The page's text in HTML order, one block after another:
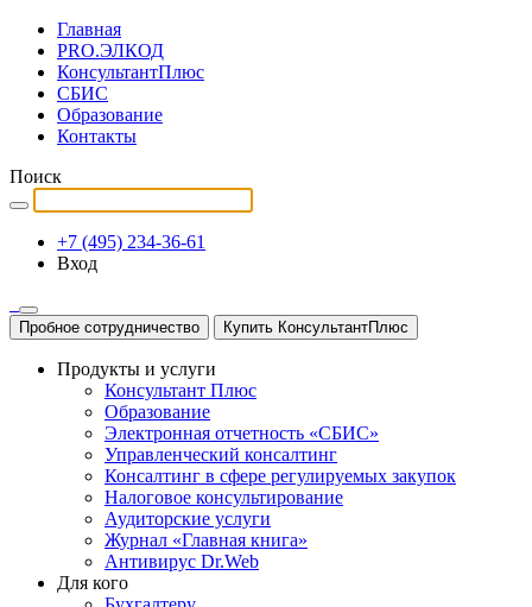
Главная
PRO.ЭЛКОД
КонсультантПлюс
СБИС
Образование
Контакты
Поиск
+7 (495) 234-36-61
Вход
Пробное сотрудничество Купить КонсультантПлюс
Продукты и услуги
Консультант Плюс
Образование
Электронная отчетность «СБИС»
Управленческий консалтинг
Консалтинг в сфере регулируемых закупок
Налоговое консультирование
Аудиторские услуги
Журнал «Главная книга»
Антивирус Dr.Web
Для кого